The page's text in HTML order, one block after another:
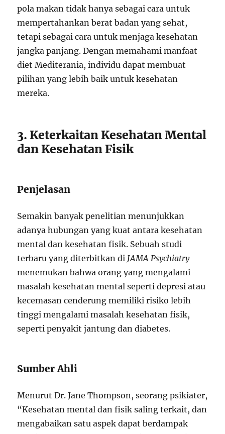
pola makan tidak hanya sebagai cara untuk
mempertahankan berat badan yang sehat,
tetapi sebagai cara untuk menjaga kesehatan
jangka panjang. Dengan memahami manfaat
diet Mediterania, individu dapat membuat
pilihan yang lebih baik untuk kesehatan
mereka.
3. Keterkaitan Kesehatan Mental
dan Kesehatan Fisik
Penjelasan
Semakin banyak penelitian menunjukkan
adanya hubungan yang kuat antara kesehatan
mental dan kesehatan fisik. Sebuah studi
terbaru yang diterbitkan di JAMA Psychiatry
menemukan bahwa orang yang mengalami
masalah kesehatan mental seperti depresi atau
kecemasan cenderung memiliki risiko lebih
tinggi mengalami masalah kesehatan fisik,
seperti penyakit jantung dan diabetes.
Sumber Ahli
Menurut Dr. Jane Thompson, seorang psikiater,
“Kesehatan mental dan fisik saling terkait, dan
mengabaikan satu aspek dapat berdampak